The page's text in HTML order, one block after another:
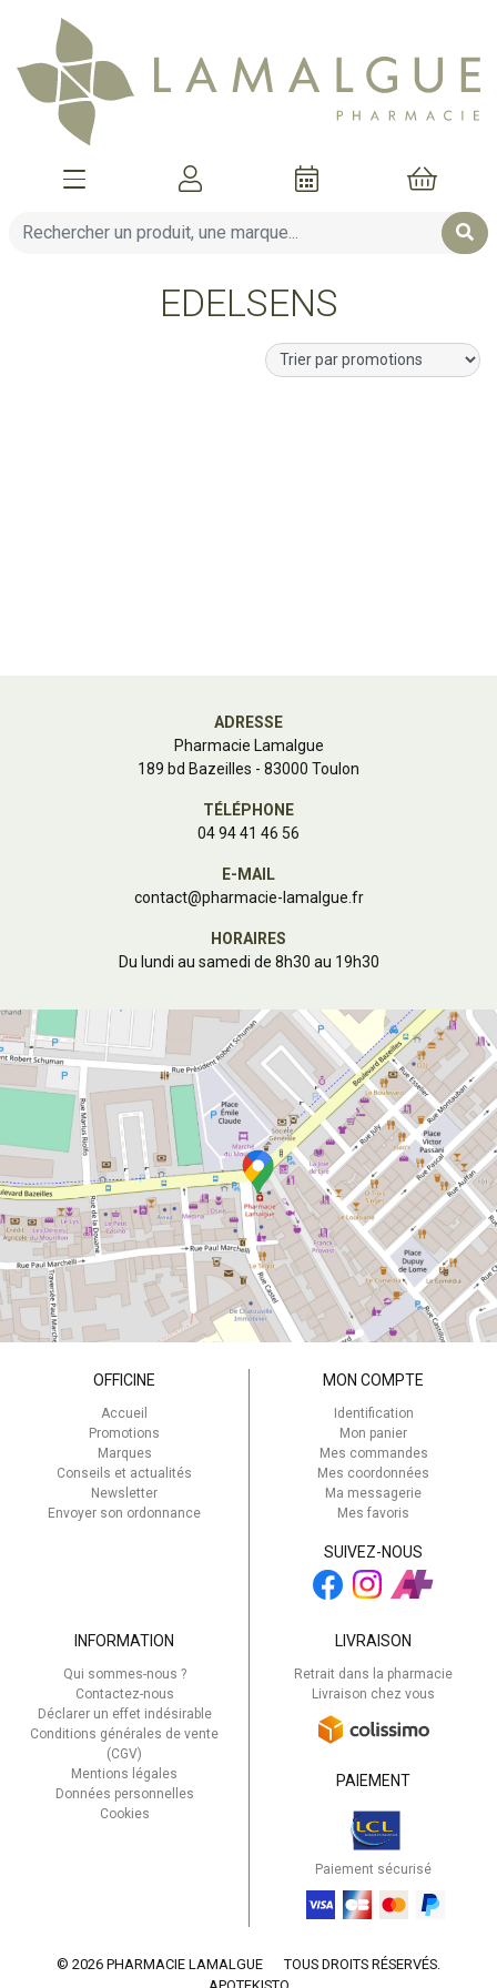
Afficher la navigation
Mon
EDELSENS
ADRESSE
Pharmacie Lamalgue
189 bd Bazeilles - 83000 Toulon
TÉLÉPHONE
04 94 41 46 56
E-MAIL
contact@pharmacie-lamalgue.fr
HORAIRES
Du lundi au samedi de 8h30 au 19h30
OFFICINE
Accueil
Promotions
Marques
Conseils et actualités
Newsletter
Envoyer son ordonnance
MON COMPTE
Identification
Mon panier
Mes commandes
Mes coordonnées
Ma messagerie
Mes favoris
SUIVEZ-NOUS
INFORMATION
Qui sommes-nous ?
Contactez-nous
Déclarer un effet indésirable
Conditions générales de vente
(CGV)
Mentions légales
Données personnelles
Cookies
LIVRAISON
Retrait dans la pharmacie
Livraison chez vous
PAIEMENT
Paiement sécurisé
© 2026 PHARMACIE LAMALGUE
TOUS DROITS RÉSERVÉS.